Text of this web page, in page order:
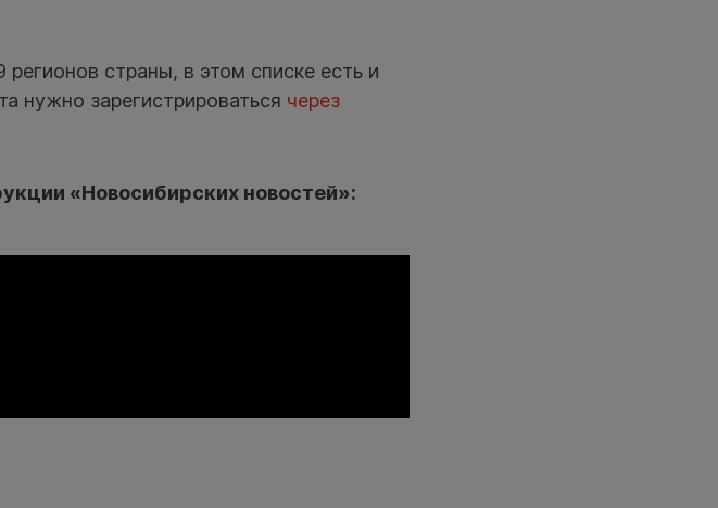
страны, в этом списке есть и
нужно зарегистрироваться через
«Новосибирских новостей»: